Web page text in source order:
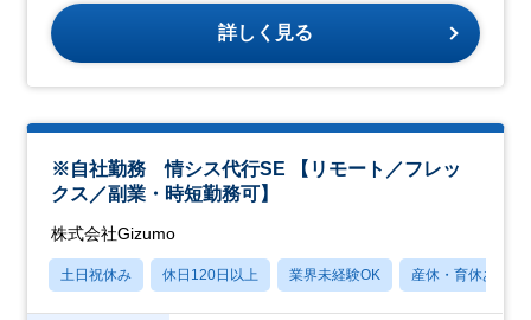
詳しく見る
※自社勤務 情シス代行SE 【リモート／フレッ
クス／副業・時短勤務可】
株式会社Gizumo
土日祝休み 休日120日以上 業界未経験OK 産休・育休あり